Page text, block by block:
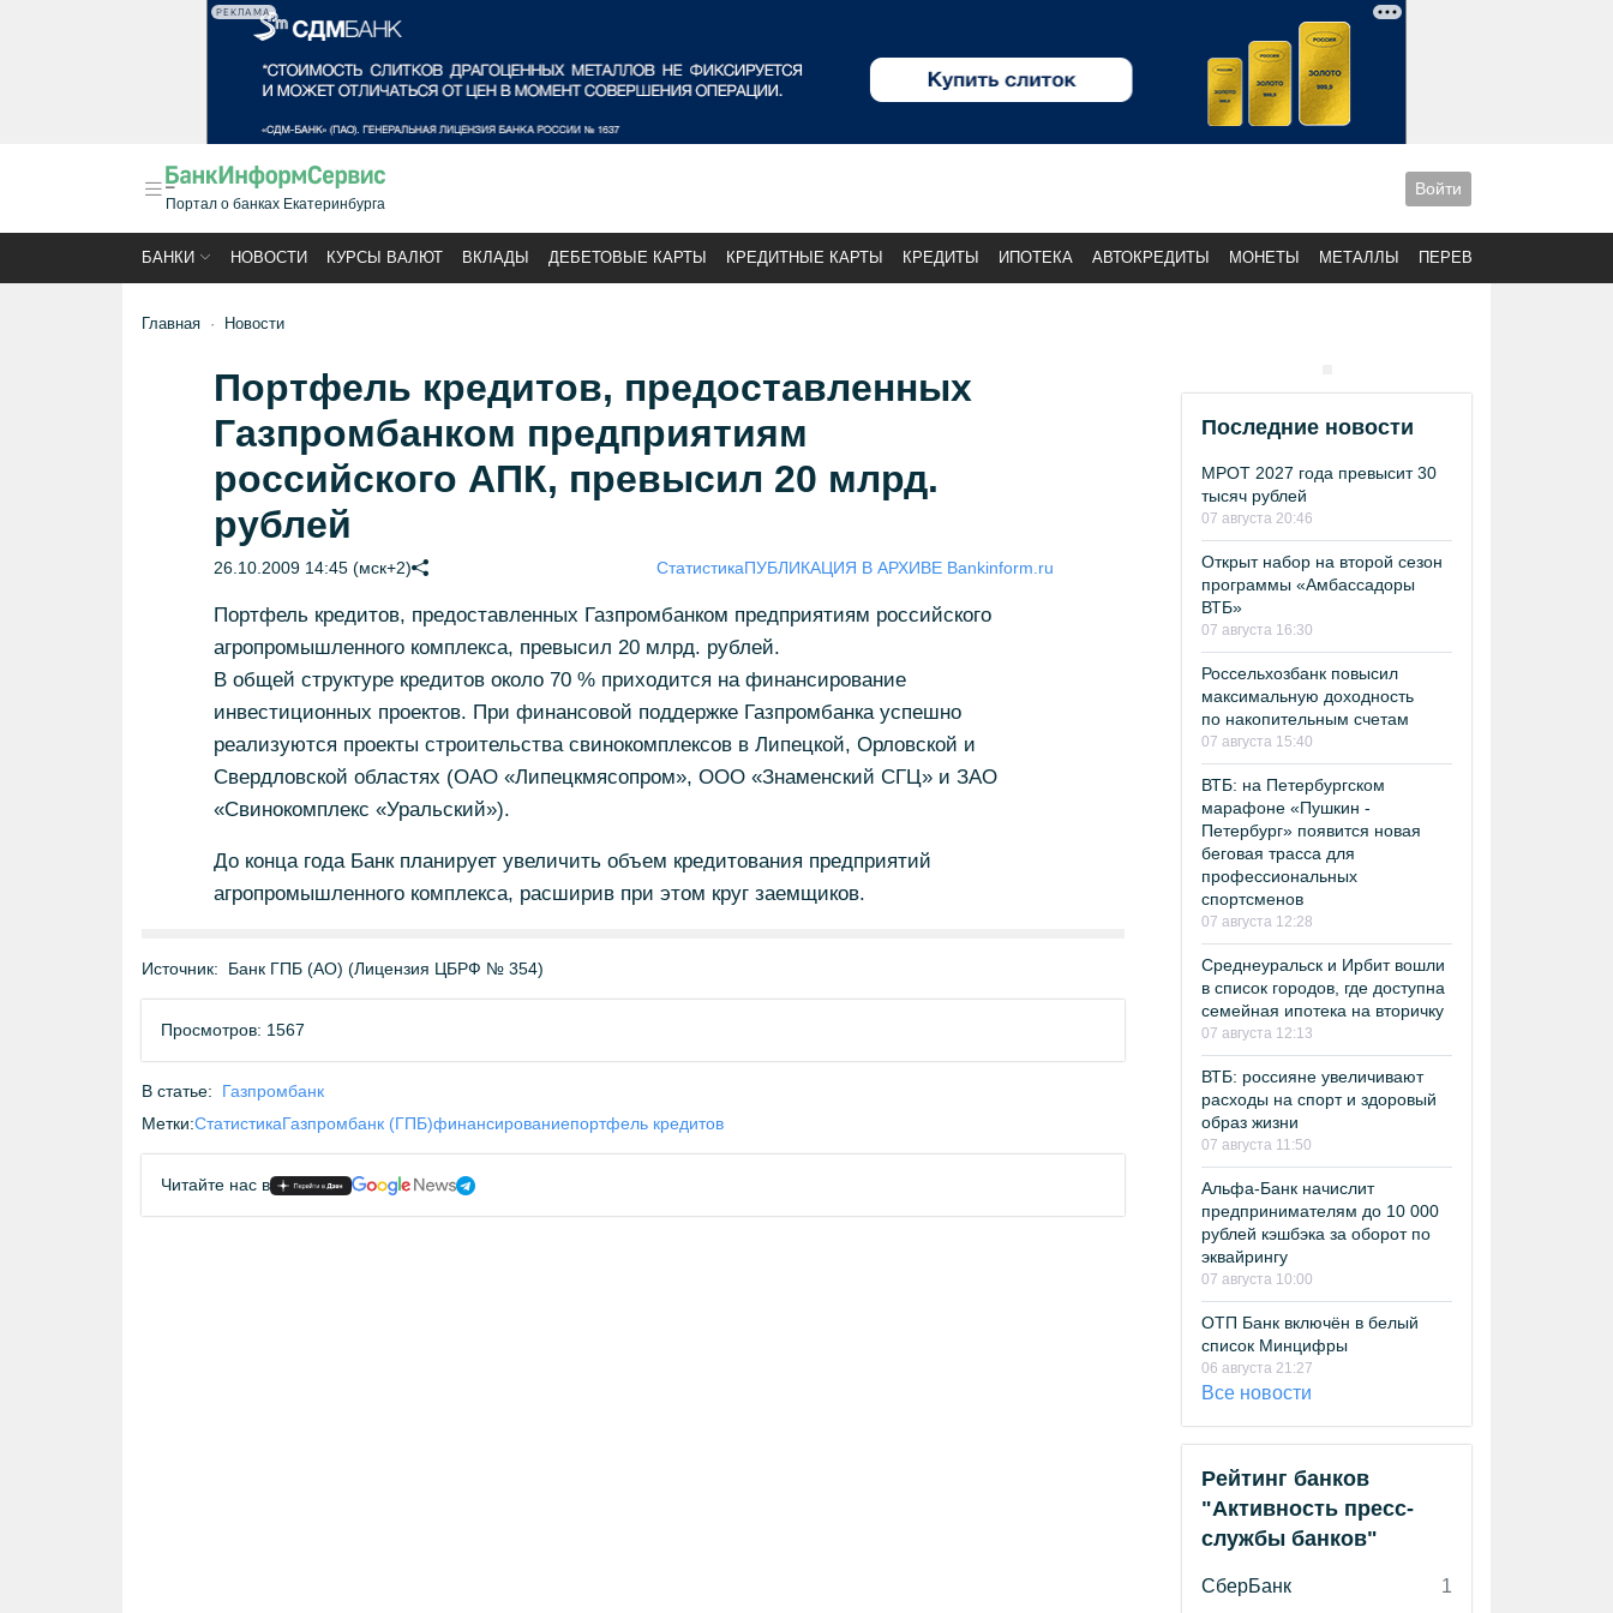
РЕКЛАМА
Портал о банках Екатеринбурга
Войти
БАНКИ НОВОСТИ КУРСЫ ВАЛЮТ ВКЛАДЫ ДЕБЕТОВЫЕ КАРТЫ КРЕДИТНЫЕ КАРТЫ КРЕДИТЫ ИПОТЕКА АВТОКРЕДИТЫ МОНЕТЫ МЕТАЛЛЫ ПЕРЕВОДЫ
Главная Новости
Портфель кредитов, предоставленных
Газпромбанком предприятиям
российского АПК, превысил 20 млрд.
рублей
26.10.2009 14:45 (мск+2) СтатистикаПУБЛИКАЦИЯ В АРХИВЕ Bankinform.ru
Портфель кредитов, предоставленных Газпромбанком предприятиям российского
агропромышленного комплекса, превысил 20 млрд. рублей.
В общей структуре кредитов около 70 % приходится на финансирование
инвестиционных проектов. При финансовой поддержке Газпромбанка успешно
реализуются проекты строительства свинокомплексов в Липецкой, Орловской и
Свердловской областях (ОАО «Липецкмясопром», ООО «Знаменский СГЦ» и ЗАО
«Свинокомплекс «Уральский»).
До конца года Банк планирует увеличить объем кредитования предприятий
агропромышленного комплекса, расширив при этом круг заемщиков.
Источник: Банк ГПБ (АО) (Лицензия ЦБРФ № 354)
Просмотров: 1567
В статье:
Газпромбанк
Метки:СтатистикаГазпромбанк (ГПБ)финансированиепортфель кредитов
Читайте нас в
Последние новости
МРОТ 2027 года превысит 30
тысяч рублей
07 августа 20:46
Открыт набор на второй сезон
программы «Амбассадоры
ВТБ»
07 августа 16:30
Россельхозбанк повысил
максимальную доходность
по накопительным счетам
07 августа 15:40
ВТБ: на Петербургском
марафоне «Пушкин -
Петербург» появится новая
беговая трасса для
профессиональных
спортсменов
07 августа 12:28
Среднеуральск и Ирбит вошли
в список городов, где доступна
семейная ипотека на вторичку
07 августа 12:13
ВТБ: россияне увеличивают
расходы на спорт и здоровый
образ жизни
07 августа 11:50
Альфа-Банк начислит
предпринимателям до 10 000
рублей кэшбэка за оборот по
эквайрингу
07 августа 10:00
ОТП Банк включён в белый
список Минцифры
06 августа 21:27
Все новости
Рейтинг банков
"Активность пресс-
службы банков"
СберБанк
1